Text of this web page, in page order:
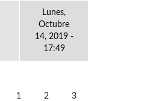
Lunes,
Octubre
14, 2019 -
17:49
1 2 3